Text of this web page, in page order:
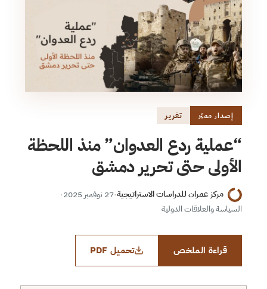
إصدار مميّز تقرير
“عملية ردع العدوان” منذ اللحظة
الأولى حتى تحرير دمشق
مركز عمران للدراسات الاستراتيجية·27 نوفمبر 2025
·
السياسة والعلاقات الدولية
قراءة الملخص تحميل PDF